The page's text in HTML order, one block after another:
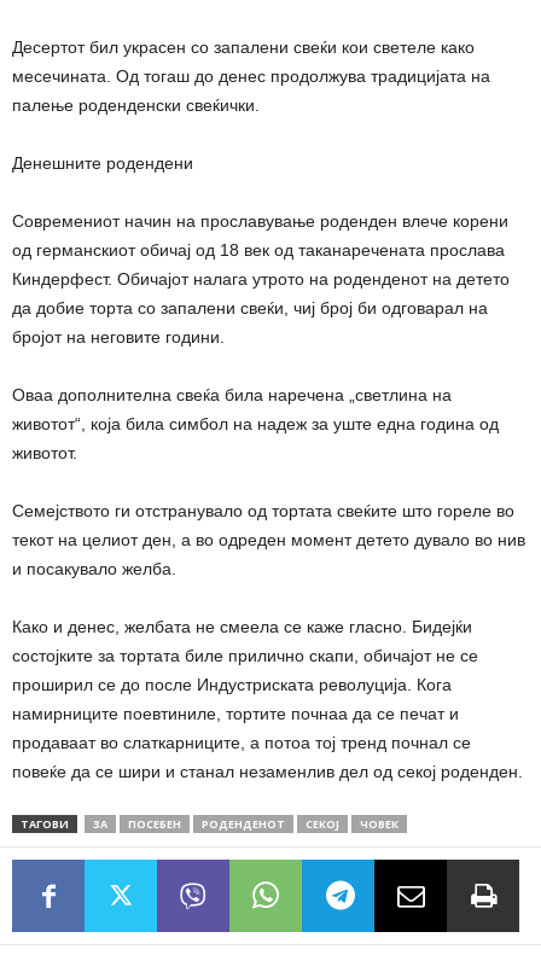
Десертот бил украсен со запалени свеќи кои светеле како
месечината. Од тогаш до денес продолжува традицијата на
палење роденденски свеќички.
Денешните родендени
Современиот начин на прославување роденден влече корени
од германскиот обичај од 18 век од таканаречената прослава
Киндерфест. Обичајот налага утрото на роденденот на детето
да добие торта со запалени свеќи, чиј број би одговарал на
бројот на неговите години.
Оваа дополнителна свеќа била наречена „светлина на
животот“, која била симбол на надеж за уште една година од
животот.
Семејството ги отстранувало од тортата свеќите што гореле во
текот на целиот ден, а во одреден момент детето дувало во нив
и посакувало желба.
Како и денес, желбата не смеела се каже гласно. Бидејќи
состојките за тортата биле прилично скапи, обичајот не се
проширил се до после Индустриската револуција. Кога
намирниците поевтиниле, тортите почнаа да се печат и
продаваат во слаткарниците, а потоа тој тренд почнал се
повеќе да се шири и станал незаменлив дел од секој роденден.
ТАГОВИ ЗА ПОСЕБЕН РОДЕНДЕНОТ СЕКОЈ ЧОВЕК